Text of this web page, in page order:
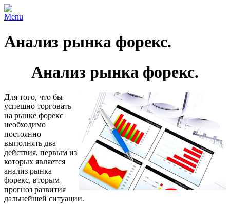
Menu
Анализ рынка форекс.
Анализ рынка форекс.
Для того, что бы
успешно торговать
на рынке форекс
необходимо
постоянно
выполнять два
действия, первым из
которых является
анализ рынка
форекс, вторым
прогноз развития
дальнейшей ситуации.